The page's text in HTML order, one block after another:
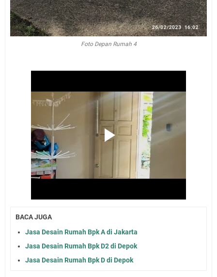
Foto Depan Rumah 4
BACA JUGA
Jasa Desain Rumah Bpk A di Jakarta
Jasa Desain Rumah Bpk D2 di Depok
Jasa Desain Rumah Bpk D di Depok